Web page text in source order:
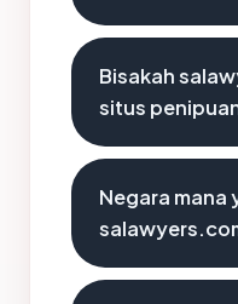
Bisakah
situs
Negara mana